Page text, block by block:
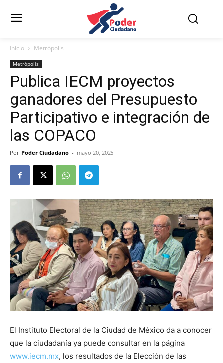
Inicio Metrópolis
Metrópolis
Publica IECM proyectos
ganadores del Presupuesto
Participativo e integración de
las COPACO
Por Poder Ciudadano - mayo 20, 2026
El Instituto Electoral de la Ciudad de México da a conocer
que la ciudadanía ya puede consultar en la página
www.iecm.mx, los resultados de la Elección de las